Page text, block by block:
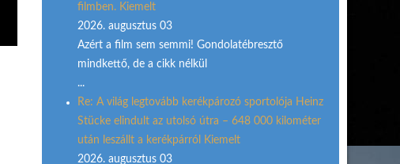
filmben. Kiemelt
2026. augusztus 03
Azért a film sem semmi! Gondolatébresztő
mindkettő, de a cikk nélkül
...
Re: A világ legtovább kerékpározó sportolója Heinz
Stücke elindult az utolsó útra – 648 000 kilométer
után leszállt a kerékpárról Kiemelt
2026. augusztus 03